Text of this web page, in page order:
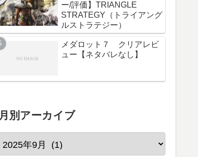
ー/評価】TRIANGLE
STRATEGY（トライアング
ルストラテジー）
メダロット７ クリアレビ
ュー【ネタバレなし】
月別アーカイブ